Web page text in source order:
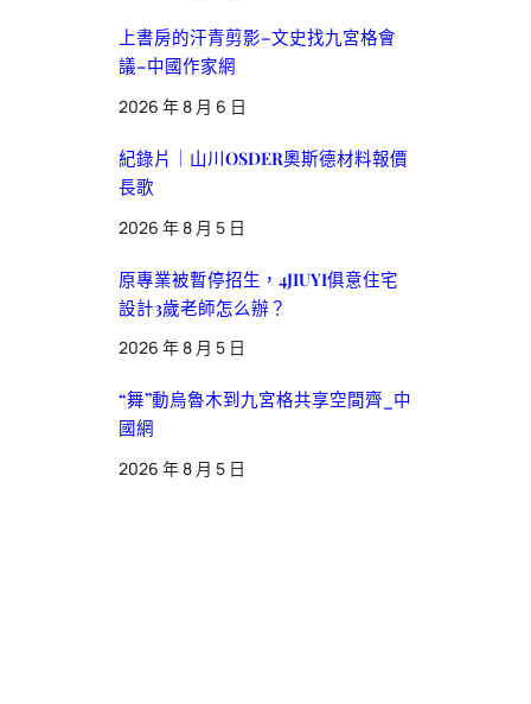
上書房的汗青剪影–文史找九宮格會
議–中國作家網
2026 年 8 月 6 日
紀錄片｜山川OSDER奧斯德材料報價
長歌
2026 年 8 月 5 日
原專業被暫停招生，4JIUYI俱意住宅
設計3歲老師怎么辦？
2026 年 8 月 5 日
“舞”動烏魯木到九宮格共享空間齊_中
國網
2026 年 8 月 5 日